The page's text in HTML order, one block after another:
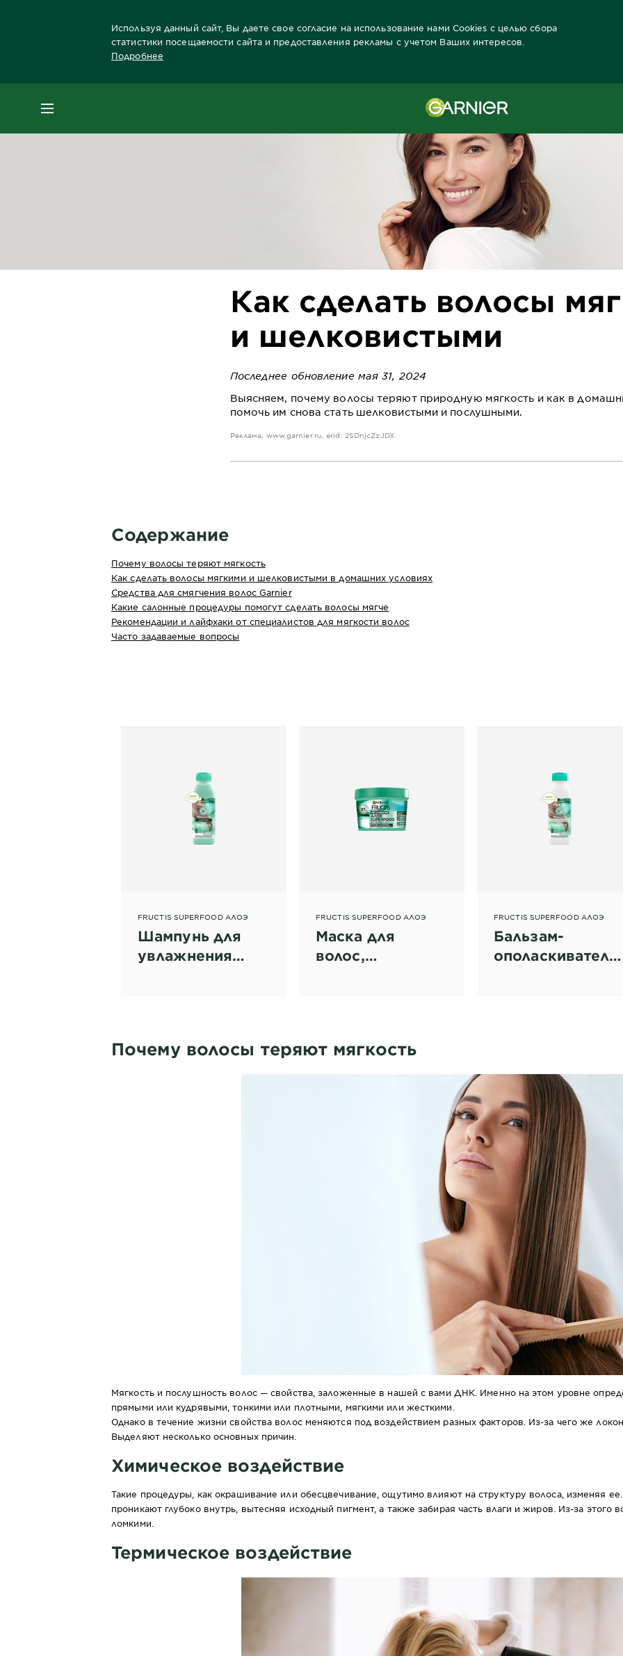
Используя данный сайт, Вы даете свое согласие на использование нами Cookies с целью сбора
статистики посещаемости сайта и предоставления рекламы с учетом Ваших интересов.
Подробнее
МЕНЮ
Как сделать волосы
и шелковистыми
Последнее обновление мая 31, 2024
Выясняем, почему волосы теряют природную мягкость и как в
помочь им снова стать шелковистыми и послушными.
Реклама, www.garnier.ru , erid: 2SDnjcZzJDX
Содержание
Почему волосы теряют мягкость
Как сделать волосы мягкими и шелковистыми в домашних условиях
Средства для смягчения волос Garnier
Какие салонные процедуры помогут сделать волосы мягче
Рекомендации и лайфхаки от специалистов для мягкости волос
Часто задаваемые вопросы
FRUCTIS SUPERFOOD АЛОЭ
Шампунь для
увлажнения
FRUCTIS SUPERFOOD АЛОЭ
Маска для
волос,
FRUCTIS SUPERFOOD АЛОЭ
Бальзам-
ополаскиватель
Почему волосы теряют мягкость
Мягкость и послушность волос — свойства, заложенные в нашей с вами ДНК. Именно на этом уровне
прямыми или кудрявыми, тонкими или плотными, мягкими или жесткими.
Однако в течение жизни свойства волос меняются под воздействием разных факторов. Из-за чего же
Выделяют несколько основных причин.
Химическое воздействие
Такие процедуры, как окрашивание или обесцвечивание, ощутимо влияют на структуру волоса, изменяя
проникают глубоко внутрь, вытесняя исходный пигмент, а также забирая часть влаги и жиров. Из-за этого
ломкими.
Термическое воздействие